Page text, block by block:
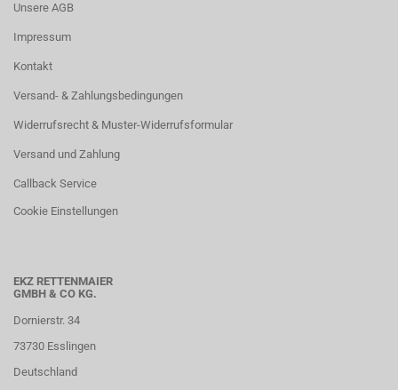
Unsere AGB
Impressum
Kontakt
Versand- & Zahlungsbedingungen
Widerrufsrecht & Muster-Widerrufsformular
Versand und Zahlung
Callback Service
Cookie Einstellungen
EKZ RETTENMAIER
GMBH & CO KG.
Dornierstr. 34
73730 Esslingen
Deutschland